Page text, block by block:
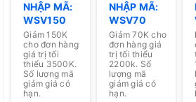
NHẬP MÃ:
WSV150
Giảm 150K
cho đơn hàng
giá trị tối
thiểu 3500K.
Số lượng mã
giảm giá có
hạn.
NHẬP MÃ:
WSV70
Giảm 70K cho
đơn hàng giá
trị tối thiểu
2200k. Số
lượng mã
giảm giá có
hạn.